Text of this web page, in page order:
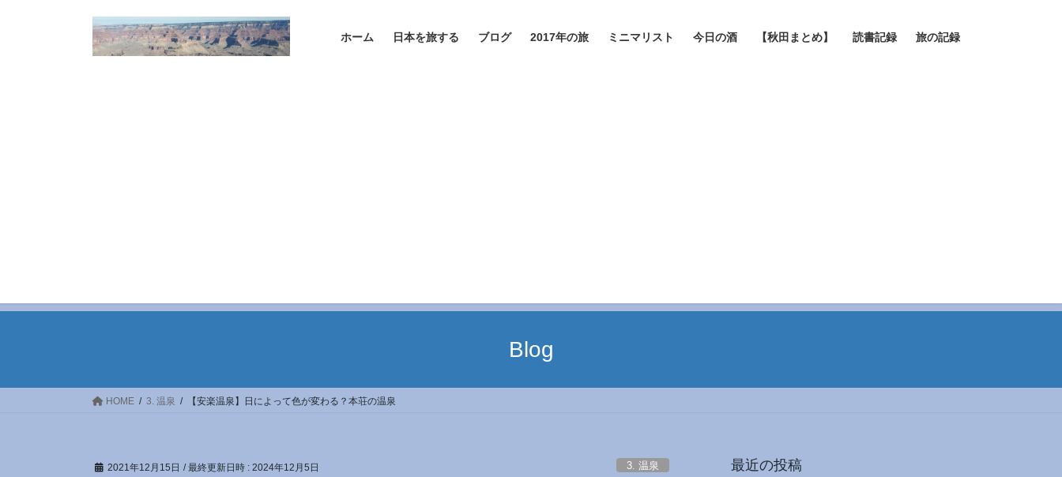
ホーム 日本を旅する ブログ 2017年の旅 ミニマリスト 今日の酒 【秋田まとめ】 読書記録 旅の記録
Blog
HOME 3. 温泉 【安楽温泉】日によって色が変わる？本荘の温泉
2021年12月15日 / 最終更新日時 : 2024年12月5日 3. 温泉 最近の投稿